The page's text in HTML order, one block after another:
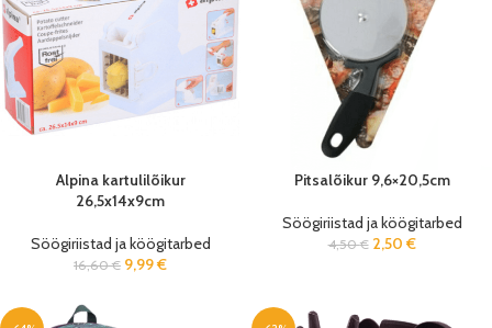
Alpina kartulilõikur
26,5x14x9cm
Söögiriistad ja köögitarbed
16,60€ 9,99€
Pitsalõikur 9,6×20,5cm
Söögiriistad ja köögitarbed
4,50€ 2,50 €